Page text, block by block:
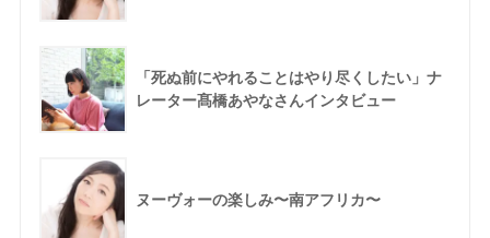
「死ぬ前にやれることはやり尽くしたい」ナ
レーター髙橋あやなさんインタビュー
ヌーヴォーの楽しみ〜南アフリカ〜